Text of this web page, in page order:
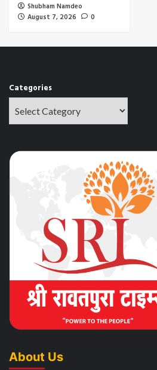
Shubham Namdeo
August 7, 2026
0
Categories
About Us